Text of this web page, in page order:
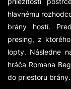
hlavnému
brány hostí.
presing, z
lopty. Následne
hráča Romana
do priestoru